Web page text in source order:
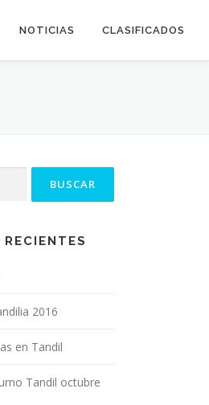
NOTICIAS CLASIFICADOS
2016
en Tandil
Tandil octubre